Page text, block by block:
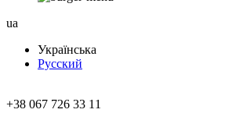
ua
Українська
Русский
+38 067 726 33 11